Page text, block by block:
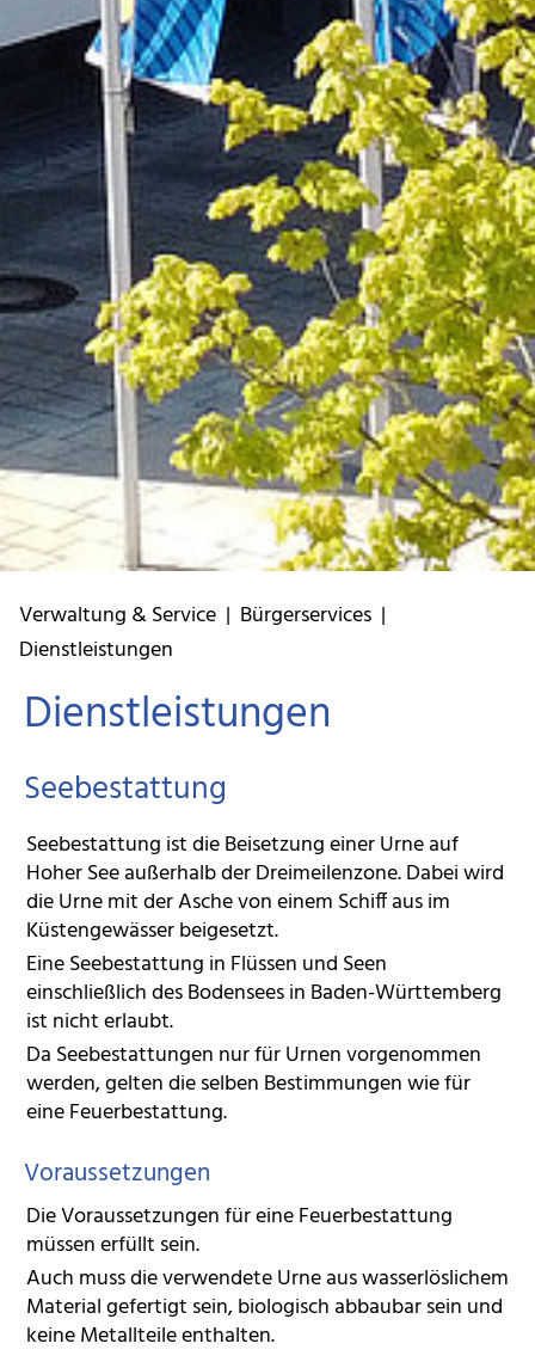
Verwaltung & Service| Bürgerservices|
Dienstleistungen
Dienstleistungen
Seebestattung
Seebestattung ist die Beisetzung einer Urne auf
Hoher See außerhalb der Dreimeilenzone. Dabei wird
die Urne mit der Asche von einem Schiff aus im
Küstengewässer beigesetzt.
Eine Seebestattung in Flüssen und Seen
einschließlich des Bodensees in Baden-Württemberg
ist nicht erlaubt.
Da Seebestattungen nur für Urnen vorgenommen
werden, gelten die selben Bestimmungen wie für
eine Feuerbestattung.
Voraussetzungen
Die Voraussetzungen für eine Feuerbestattung
müssen erfüllt sein.
Auch muss die verwendete Urne aus wasserlöslichem
Material gefertigt sein, biologisch abbaubar sein und
keine Metallteile enthalten.